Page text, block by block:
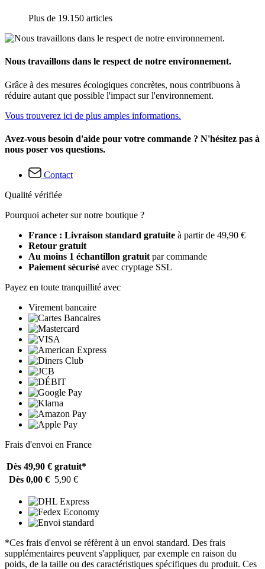
Plus de 19.150 articles
Nous travaillons dans le respect de notre environnement.
Grâce à des mesures écologiques concrètes, nous contribuons à
réduire autant que possible l'impact sur l'environnement.
Vous trouverez ici de plus amples informations.
Avez-vous besoin d'aide pour votre commande ? N'hésitez pas à
nous poser vos questions.
Contact
Qualité vérifiée
Pourquoi acheter sur notre boutique ?
France : Livraison standard gratuite à partir de 49,90 €
Retour gratuit
Au moins 1 échantillon gratuit par commande
Paiement sécurisé avec cryptage SSL
Payez en toute tranquillité avec
Virement bancaire
Frais d'envoi en France
Dès 49,90 € gratuit*
Dès 0,00 € 5,90 €
*Ces frais d'envoi se réfèrent à un envoi standard. Des frais
supplémentaires peuvent s'appliquer, par exemple en raison du
poids, de la taille ou des caractéristiques spécifiques du produit. Ces